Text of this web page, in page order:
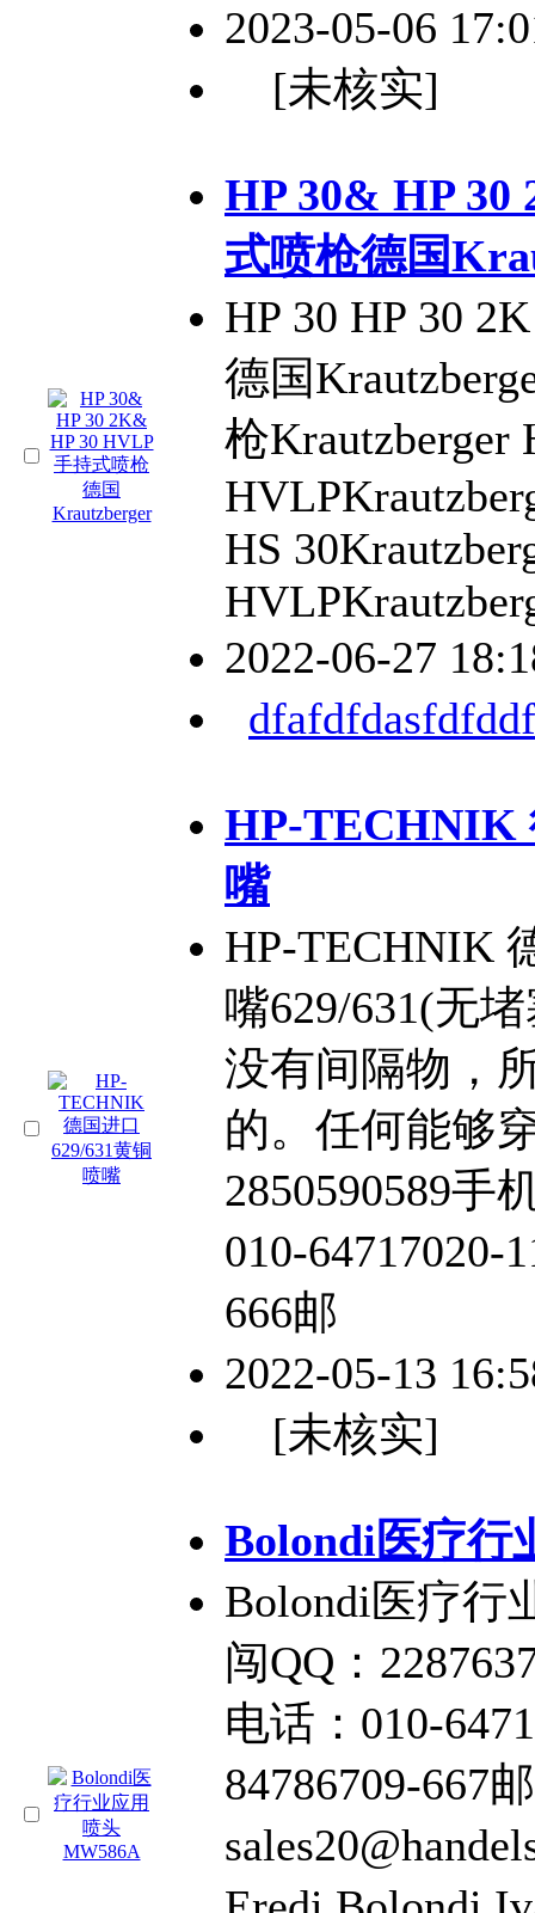
2023-05-06
[未核实]
HP 30& HP
式喷枪德国
HP 30 HP 30
德国
枪Krautzberger
HS
2022-06-27
HP-TECHNIK
嘴
HP-TECHNIK
嘴629/631(无
没有间隔物，
的。任何能够
2850590589手
010-64717020-
666邮
2022-05-13
[未核实]
Bolondi医疗行
Bolondi医疗行
闯QQ：
电话：010-
84786709-667